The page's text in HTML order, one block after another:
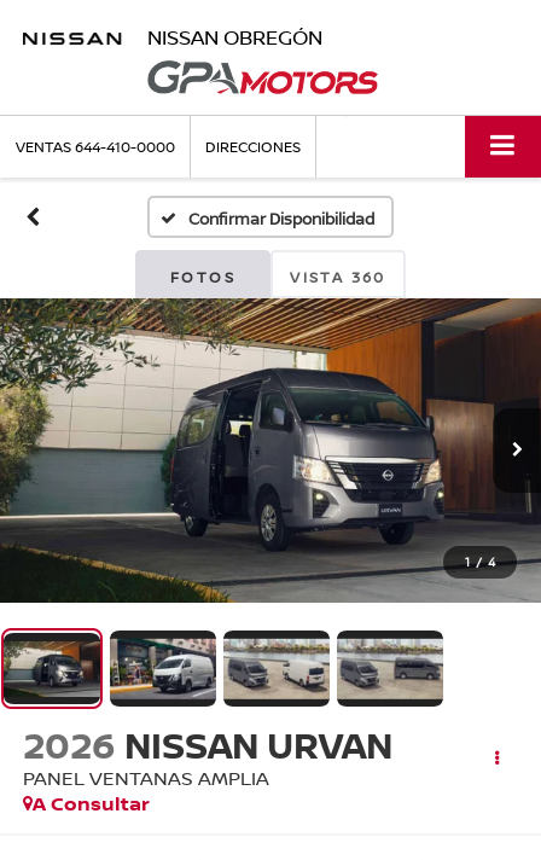
NISSAN OBREGÓN
VENTAS644-410-0000 DIRECCIONES
Confirmar Disponibilidad
FOTOS VISTA 360
1 / 4
2026 NISSAN URVAN
PANEL VENTANAS AMPLIA
A Consultar